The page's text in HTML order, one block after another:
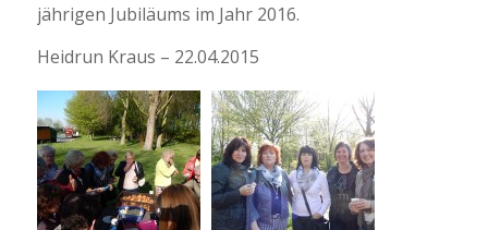
jährigen Jubiläums im Jahr 2016.
Heidrun Kraus – 22.04.2015